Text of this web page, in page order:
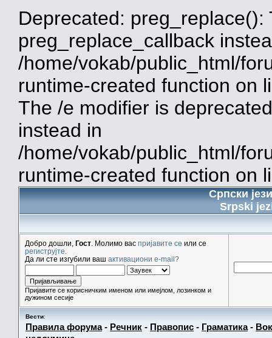
Deprecated:
preg_replace_callback
/home/vokab/public_html/
runtime-created function on
The /e modifier is
instead in
/home/vokab/public_html/
runtime-created function on
Српски
Srpski
Добро дошли, Гост . Молимо вас пријавите се или се
региструјте
Да ли сте изгубили ваш активациони e-mail?
Пријавите се корисничким именом или имејлом, лозинком и
дужином сесије
Вести:
Правила форума- Речник - Правопис - Граматика-